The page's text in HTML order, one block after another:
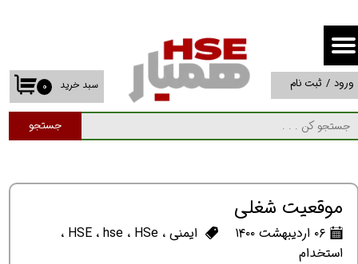
جستجو
۰ سبد خرید ورود / ثبت نام
حساب کاربری من
تغییر گذر واژه
سفارشات
موقعیت شغلی
۰۶ اردیبهشت ۱۴۰۰ ایمنی، HSE ،hse ، HSe
،
استخدام